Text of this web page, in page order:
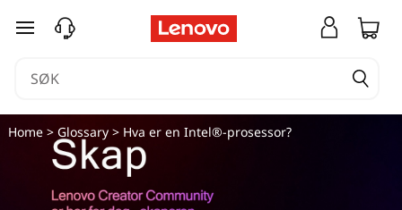
H
e
gå til hovedinnhold
Home> Glossary> Hva er en Intel®-prosessor?